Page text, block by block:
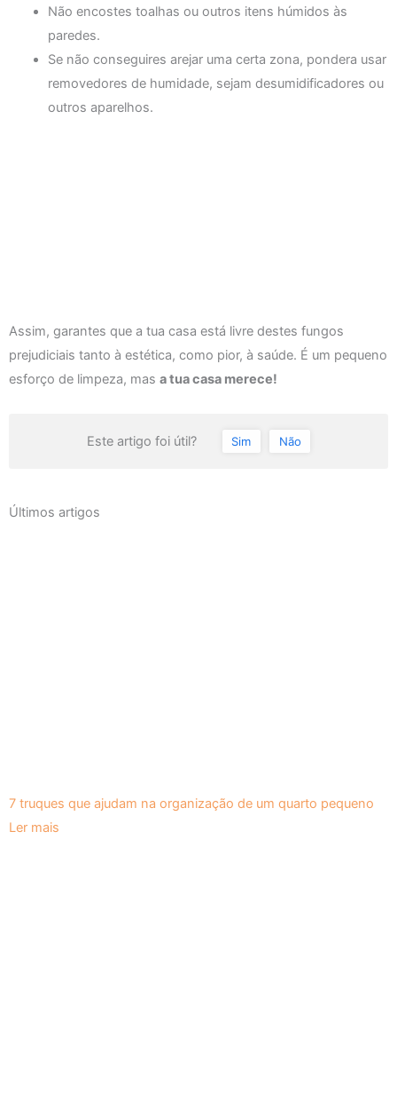
Não encostes toalhas ou outros itens húmidos às
paredes.
Se não conseguires arejar uma certa zona, pondera usar
removedores de humidade, sejam desumidificadores ou
outros aparelhos.
Assim, garantes que a tua casa está livre destes fungos
prejudiciais tanto à estética, como pior, à saúde. É um pequeno
esforço de limpeza, mas a tua casa merece!
Este artigo foi útil? Sim Não
Últimos artigos
7 truques que ajudam na organização de um quarto pequeno
Ler mais